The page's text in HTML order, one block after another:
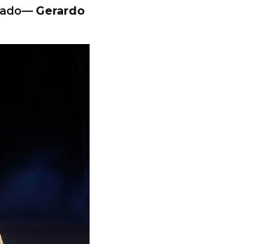
Gerardo